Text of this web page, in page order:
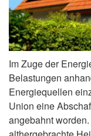
Im Zuge der
Belastungen
Energiequellen
Union eine
angebahnt